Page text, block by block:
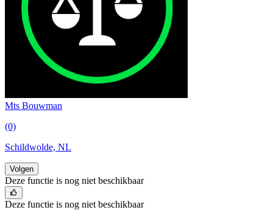
Mts Bouwman
(0)
Schildwolde, NL
Volgen
Deze functie is nog niet beschikbaar
Deze functie is nog niet beschikbaar